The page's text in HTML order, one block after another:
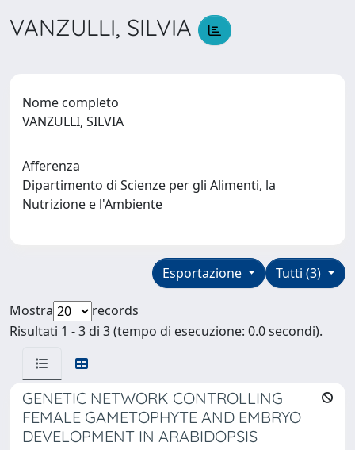
VANZULLI, SILVIA
Nome completo
VANZULLI, SILVIA
Afferenza
Dipartimento di Scienze per gli Alimenti, la
Nutrizione e l'Ambiente
Tutti (3)
Esportazione
Mostra
records
Risultati 1 - 3 di 3 (tempo di esecuzione: 0.0 secondi).
GENETIC NETWORK CONTROLLING
FEMALE GAMETOPHYTE AND EMBRYO
DEVELOPMENT IN ARABIDOPSIS